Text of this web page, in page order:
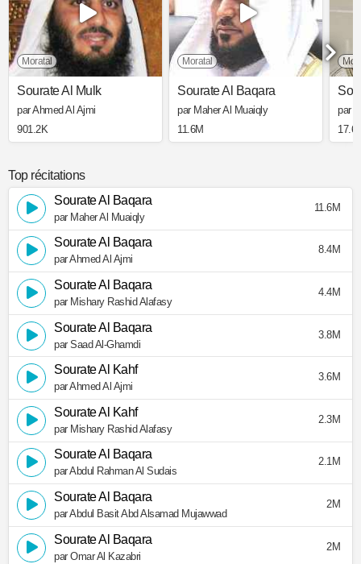
Moratal
Sourate Al Mulk
par Ahmed Al Ajmi
901.2K
Moratal
Sourate Al Baqara
par Maher Al Muaiqly
11.6M
par
Top récitations
Sourate Al Baqara
par Maher Al Muaiqly
11.6M
Sourate Al Baqara
par Ahmed Al Ajmi
8.4M
Sourate Al Baqara
par Mishary Rashid Alafasy
4.4M
Sourate Al Baqara
par Saad Al-Ghamdi
3.8M
Sourate Al Kahf
par Ahmed Al Ajmi
3.6M
Sourate Al Kahf
par Mishary Rashid Alafasy
2.3M
Sourate Al Baqara
par Abdul Rahman Al Sudais
2.1M
Sourate Al Baqara
par Abdul Basit Abd Alsamad Mujawwad
2M
Sourate Al Baqara
par Omar Al Kazabri
2M